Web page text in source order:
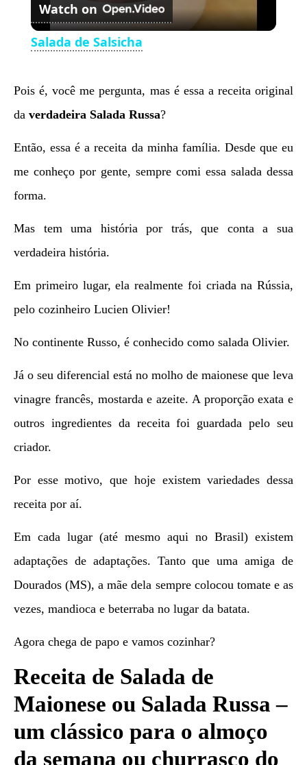
Video
Watch on
Salada de Salsicha
Pois é, você me pergunta, mas é essa a receita original
da verdadeira Salada Russa?
Então, essa é a receita da minha família. Desde que eu
me conheço por gente, sempre comi essa salada dessa
forma.
Mas tem uma história por trás, que conta a sua
verdadeira história.
Em primeiro lugar, ela realmente foi criada na Rússia,
pelo cozinheiro Lucien Olivier!
No continente Russo, é conhecido como salada Olivier.
Já o seu diferencial está no molho de maionese que leva
vinagre francês, mostarda e azeite. A proporção exata e
outros ingredientes da receita foi guardada pelo seu
criador.
Por esse motivo, que hoje existem variedades dessa
receita por aí.
Em cada lugar (até mesmo aqui no Brasil) existem
adaptações de adaptações. Tanto que uma amiga de
Dourados (MS), a mãe dela sempre colocou tomate e as
vezes, mandioca e beterraba no lugar da batata.
Agora chega de papo e vamos cozinhar?
Receita de Salada de
Maionese ou Salada Russa –
um clássico para o almoço
da semana ou churrasco do